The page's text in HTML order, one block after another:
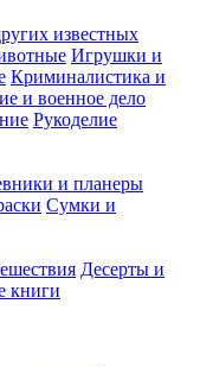
известных
Игрушки и
Криминалистика и
и военное дело
Рукоделие
и планеры
Сумки и
Десерты и
книги